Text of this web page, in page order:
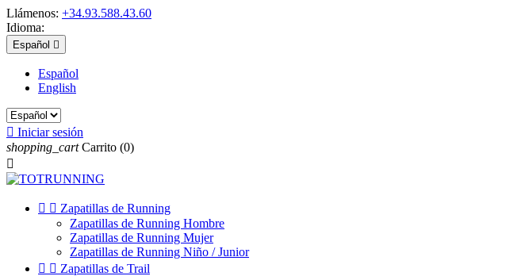
Llámenos: +34.93.588.43.60
Idioma:
Español 
Español
English
 Iniciar sesión
shopping_cart Carrito (0)

  Zapatillas de Running
Zapatillas de Running Hombre
Zapatillas de Running Mujer
Zapatillas de Running Niño / Junior
  Zapatillas de Trail